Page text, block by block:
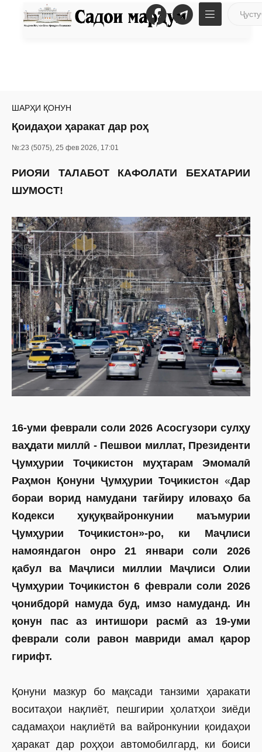
ШАРҲИ ҚОНУН
Қоидаҳои ҳаракат дар роҳ
№:23 (5075), 25 фев 2026, 17:01
РИОЯИ ТАЛАБОТ КАФОЛАТИ БЕХАТАРИИ
ШУМОСТ!
16-уми феврали соли 2026 Асосгузори сулҳу
ваҳдати миллӣ - Пешвои миллат, Президенти
Ҷумҳурии Тоҷикистон муҳтарам Эмомалӣ
Раҳмон Қонуни Ҷумҳурии Тоҷикистон «Дар
бораи ворид намудани тағйиру иловаҳо ба
Кодекси ҳуқуқвайронкунии маъмурии
Ҷумҳурии Тоҷикистон»-ро, ки
Маҷлиси
намояндагон онро 21 январи соли 2026
қабул ва Маҷлиси миллии Маҷлиси Олии
Ҷумҳурии Тоҷикистон 6 феврали соли 2026
ҷонибдорӣ намуда буд, имзо намуданд. Ин
қонун пас аз интишори расмӣ аз 19-уми
феврали соли равон мавриди амал қарор
гирифт.
Қонуни мазкур бо мақсади танзими ҳаракати
воситаҳои нақлиёт, пешгирии ҳолатҳои зиёди
садамаҳои нақлиётӣ ва вайронкунии қоидаҳои
ҳаракат дар роҳҳои автомобилгард, ки боиси